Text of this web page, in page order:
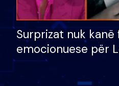
Surprizat nuk
emocionuese për
nëna dhe fëmijët
nuk i mban dot